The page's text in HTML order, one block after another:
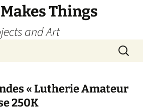
Things
and Art
« Lutherie Amateur
250K